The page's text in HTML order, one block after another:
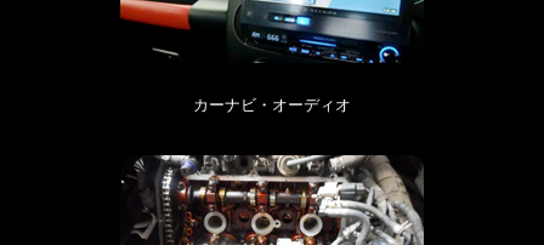
カーナビ・オーディオ